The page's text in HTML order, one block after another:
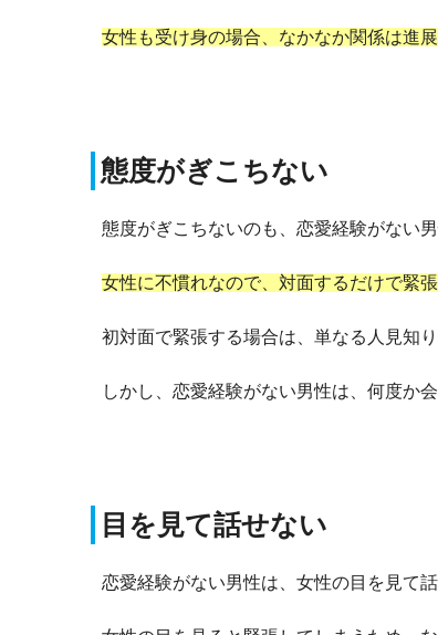
女性も受け身の場合、なかなか関係は進
態度がぎこちない
態度がぎこちないのも、恋愛経験がない男
女性に不慣れなので、対面するだけで緊
初対面で緊張する場合は、単なる人見知
しかし、恋愛経験がない男性は、何度か
目を見て話せない
恋愛経験がない男性は、女性の目を見て